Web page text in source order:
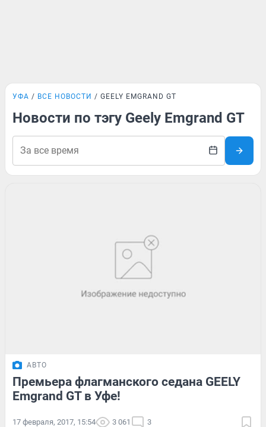
УФА ВСЕ НОВОСТИ GEELY EMGRAND GT
Новости по тэгу Geely Emgrand GT
АВТО
Премьера флагманского седана GEELY
Emgrand GT в Уфе!
17 февраля, 2017, 15:54 3 061 3